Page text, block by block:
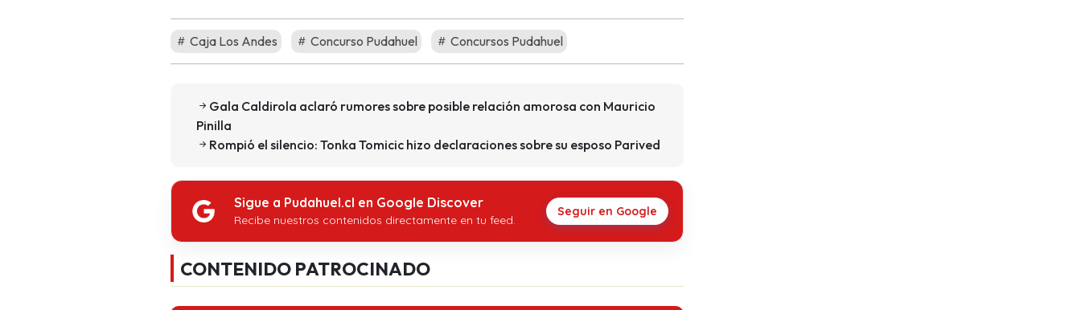
Caja Los Andes Concurso Pudahuel Concursos Pudahuel
Gala Caldirola aclaró rumores sobre posible relación amorosa con Mauricio
Pinilla
Rompió el silencio: Tonka Tomicic hizo declaraciones sobre su esposo Parived
Sigue a Pudahuel.cl en Google Discover
Recibe nuestros contenidos directamente en tu feed.
Seguir en Google
CONTENIDO PATROCINADO